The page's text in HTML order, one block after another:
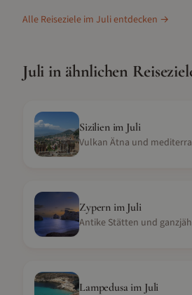
Alle Reiseziele im Julientdecken →
Juli in ähnlichen
Sizilienim Juli
Vulkan Ätna und
Zypern im Juli
Antike Stätten und
Lampedusa im Juli